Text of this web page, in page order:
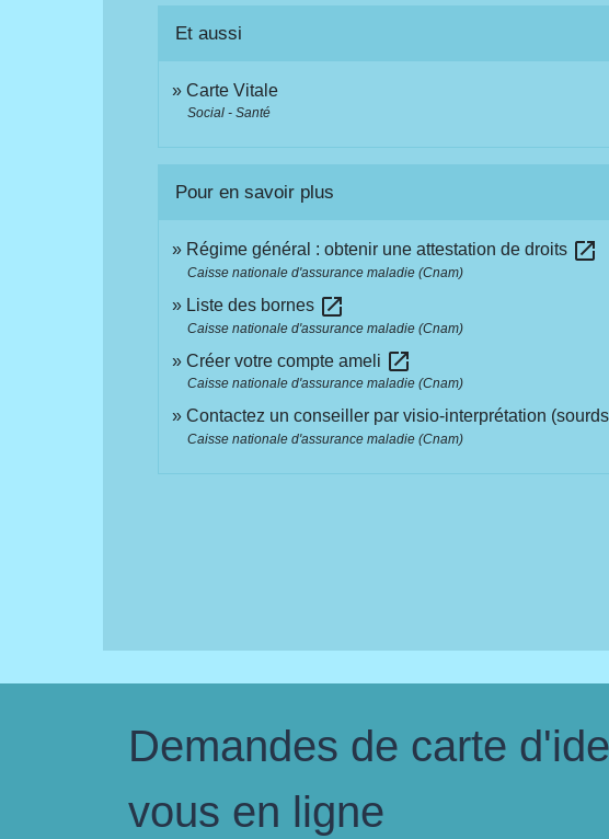
Et aussi
Carte Vitale
Social - Santé
Pour en savoir plus
Régime général : obtenir une attestation de droits open_in_new
Caisse nationale d'assurance maladie (Cnam)
Liste des bornes open_in_new
Caisse nationale d'assurance maladie (Cnam)
Créer votre compte ameli open_in_new
Caisse nationale d'assurance maladie (Cnam)
Contactez un conseiller par visio-interprétation
Caisse nationale d'assurance maladie (Cnam)
Demandes de carte
vous en ligne